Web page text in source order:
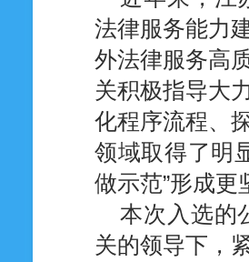
法律服务能力
外法律服务高
关积极指导大
化程序流程、
领域取得了明
做示范”形成
本次入选的
关的领导下，